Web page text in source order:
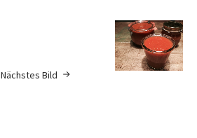
Nächstes Bild